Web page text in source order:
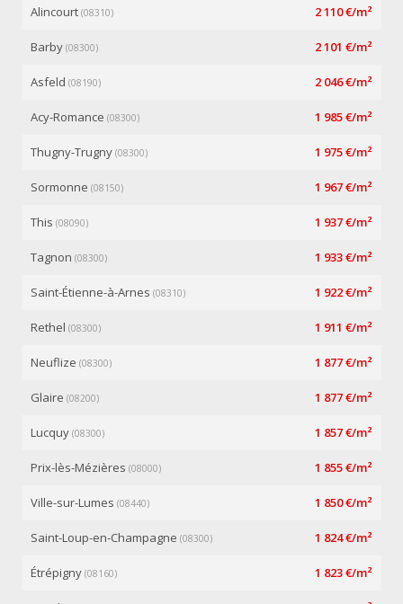
Alincourt (08310) 2 110 €/m²
Barby (08300) 2 101 €/m²
Asfeld (08190) 2 046 €/m²
Acy-Romance (08300) 1 985 €/m²
Thugny-Trugny (08300) 1 975 €/m²
Sormonne (08150) 1 967 €/m²
This (08090) 1 937 €/m²
Tagnon (08300) 1 933 €/m²
Saint-Étienne-à-Arnes (08310) 1 922 €/m²
Rethel (08300) 1 911 €/m²
Neuflize (08300) 1 877 €/m²
Glaire (08200) 1 877 €/m²
Lucquy (08300) 1 857 €/m²
Prix-lès-Mézières (08000) 1 855 €/m²
Ville-sur-Lumes (08440) 1 850 €/m²
Saint-Loup-en-Champagne (08300) 1 824 €/m²
Étrépigny (08160) 1 823 €/m²